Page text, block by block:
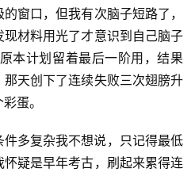
窗口，但我有次脑子短路了，
材料用光了才意识到自己脑子
本计划留着最后一阶用，结果
天创下了连续失败三次翅膀升
蛋。
多复杂我不想说，只记得最低
疑是早年考古，刷起来累得连